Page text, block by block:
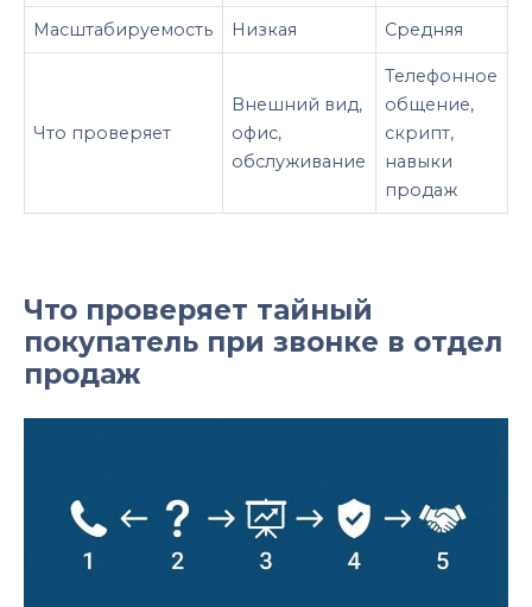
Масштабируемость Низкая Средняя
Что проверяет
Внешний вид,
офис,
обслуживание
Телефонное
общение,
скрипт,
навыки
продаж
Что проверяет тайный
покупатель при звонке в отдел
продаж